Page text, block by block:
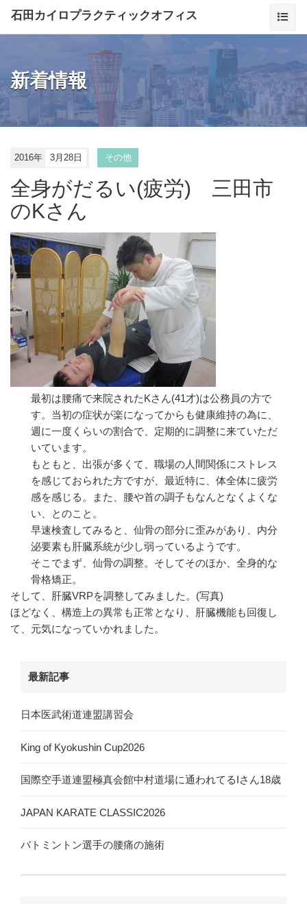
石田カイロプラクティックオフィス
新着情報
2016年 3月28日 その他
全身がだるい(疲労) 三田市
のKさん
最初は腰痛で来院されたKさん(41才)は公務員の方で
す。当初の症状が楽になってからも健康維持の為に、
週に一度くらいの割合で、定期的に調整に来ていただ
いています。
もともと、出張が多くて、職場の人間関係にストレス
を感じておられた方ですが、最近特に、体全体に疲労
感を感じる。また、腰や首の調子もなんとなくよくな
い、とのこと。
早速検査してみると、仙骨の部分に歪みがあり、内分
泌要素も肝臓系統が少し弱っているようです。
そこでまず、仙骨の調整。そしてそのほか、全身的な
骨格矯正。
そして、肝臓VRPを調整してみました。(写真)
ほどなく、構造上の異常も正常となり、肝臓機能も回復し
て、元気になっていかれました。
最新記事
日本医武術道連盟講習会
King of Kyokushin Cup2026
国際空手道連盟極真会館中村道場に通われてるIさん18歳
JAPAN KARATE CLASSIC2026
バトミントン選手の腰痛の施術